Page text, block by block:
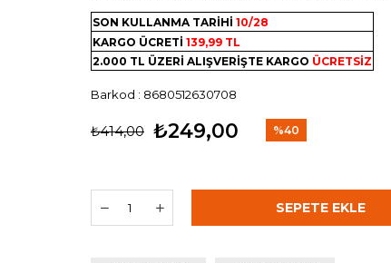
SON KULLANMA TARİHİ 10/28
KARGO ÜCRETİ 139,99 TL
2.000 TL ÜZERİ ALIŞVERİŞTE KARGO ÜCRETSİZ
Barkod : 8680512630708
₺414,00 ₺249,00 %40